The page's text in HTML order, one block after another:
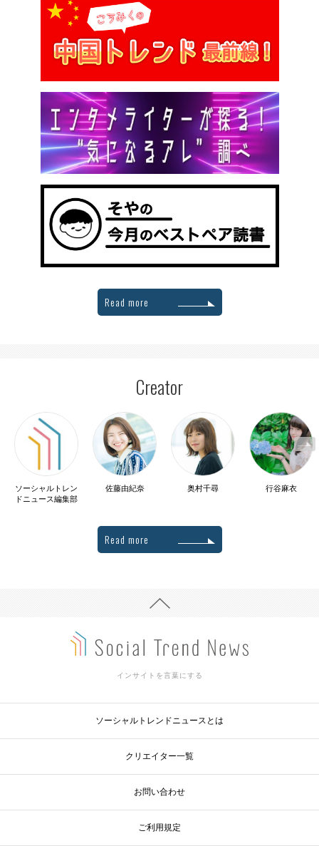
Read more
Creator
ソーシャルトレン
ドニュース編集部
佐藤由紀奈 奥村千尋 行谷麻衣
Read more
インサイトを言葉にする
ソーシャルトレンドニュースとは
クリエイター一覧
お問い合わせ
ご利用規定